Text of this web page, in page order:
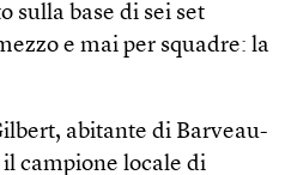
sulla base di sei set
e mai per squadre: la
abitante di Bar­veau-
campione locale di